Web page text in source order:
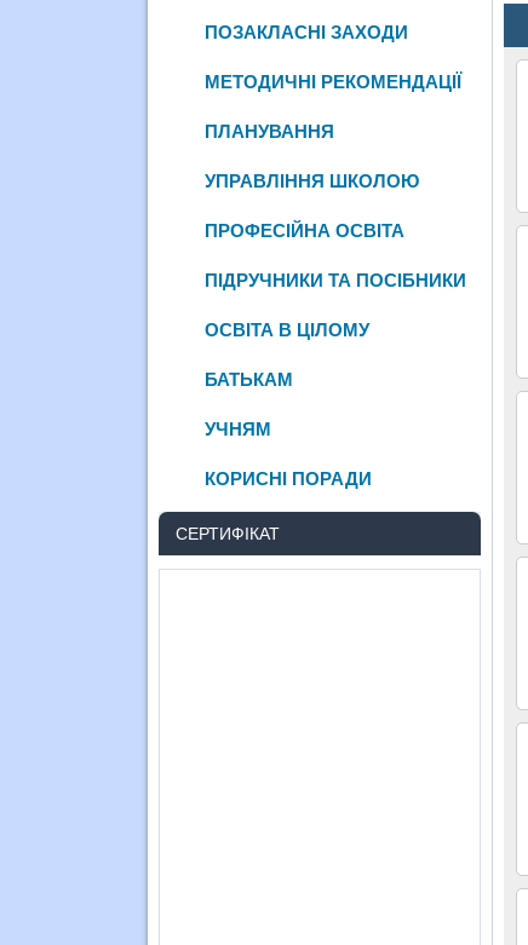
ПОЗАКЛАСНІ ЗАХОДИ
МЕТОДИЧНІ РЕКОМЕНДАЦІЇ
ПЛАНУВАННЯ
УПРАВЛІННЯ ШКОЛОЮ
ПРОФЕСІЙНА ОСВІТА
ПІДРУЧНИКИ ТА ПОСІБНИКИ
ОСВІТА В ЦІЛОМУ
БАТЬКАМ
УЧНЯМ
КОРИСНІ ПОРАДИ
СЕРТИФІКАТ